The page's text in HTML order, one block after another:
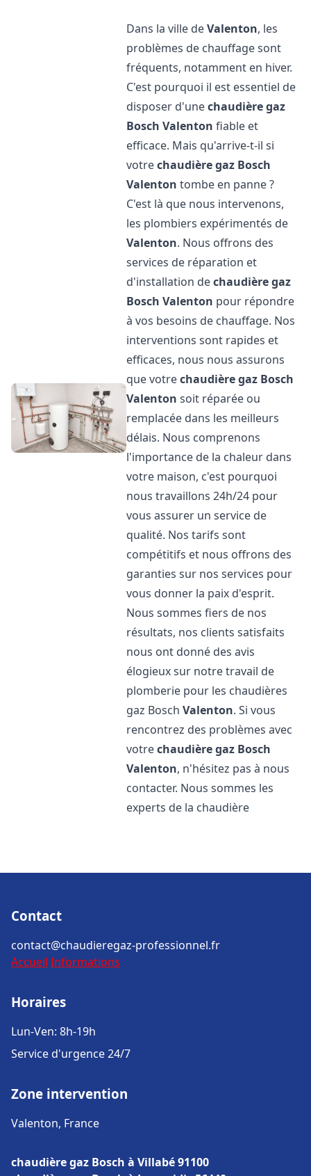
Dans la ville deValenton, les
problèmes de chauffage sont
fréquents, notamment en hiver.
C'est pourquoi il est essentiel de
disposer d'unechaudière gaz
Bosch Valenton fiable et
efficace. Mais qu'arrive-t-il si
votrechaudière gaz Bosch
Valenton tombe en panne ?
C'est là que nous intervenons,
les plombiers expérimentés de
Valenton. Nous offrons des
services de réparation et
d'installation dechaudière gaz
Bosch Valenton pour répondre
à vos besoins de chauffage. Nos
interventions sont rapides et
efficaces, nous nous assurons
que votrechaudière gaz Bosch
Valenton soit réparée ou
remplacée dans les meilleurs
délais. Nous comprenons
l'importance de la chaleur dans
votre maison, c'est pourquoi
nous travaillons 24h/24 pour
vous assurer un service de
qualité. Nos tarifs sont
compétitifs et nous offrons des
garanties sur nos services pour
vous donner la paix d'esprit.
Nous sommes fiers de nos
résultats, nos clients satisfaits
nous ont donné des avis
élogieux sur notre travail de
plomberie pour les chaudières
gaz BoschValenton. Si vous
rencontrez des problèmes avec
votrechaudière gaz Bosch
Valenton, n'hésitez pas à nous
contacter. Nous sommes les
experts de la chaudière
Contact
contact@chaudieregaz-professionnel.fr
Accueil Informations
Horaires
Lun-Ven: 8h-19h
Service d'urgence 24/7
Zone intervention
Valenton, France
chaudière gaz Bosch à Villabé 91100